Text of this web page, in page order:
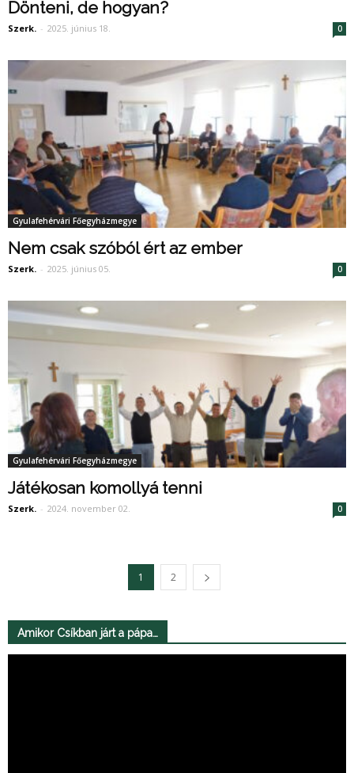
Dönteni, de hogyan?
Szerk. - 2025. június 18. 0
Gyulafehérvári Főegyházmegye
Nem csak szóból ért az ember
Szerk. - 2025. június 05. 0
Gyulafehérvári Főegyházmegye
Játékosan komollyá tenni
Szerk. - 2024. november 02. 0
1 2
Amikor Csíkban járt a pápa…